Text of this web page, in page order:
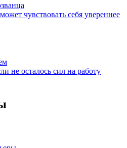
чувствовать себя увереннее
не осталось сил на работу